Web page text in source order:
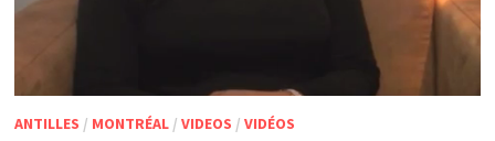
ANTILLES / MONTRÉAL/ VIDEOS / VIDÉOS